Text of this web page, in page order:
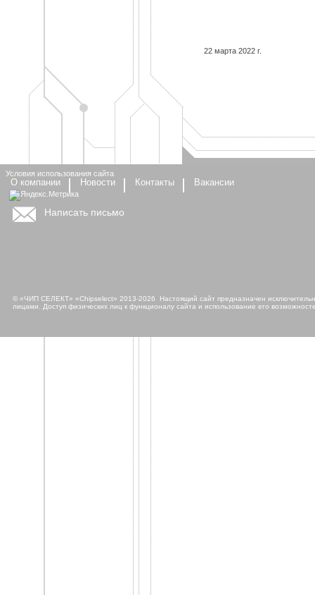
22 марта 2022 г.
О компании Новости Контакты Вакансии
Написать письмо
Условия использования сайта
© «ЧИП СЕЛЕКТ» «Chipselect» 2013-2026 Настоящий сайт предназначен
лицами. Доступ физических лиц к функционалу сайта и использование его